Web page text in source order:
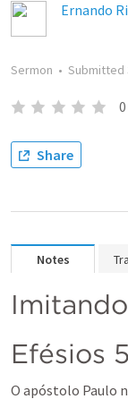
Ernando
Sermon • Submitted
0
Share
Notes
Efésios
O apóstolo Paulo